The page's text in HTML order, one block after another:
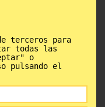
gagnants
terceros para
todas las
o
pulsando el